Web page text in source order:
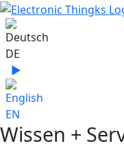
Sprache auswählen
DE
▶
EN
Wissen +